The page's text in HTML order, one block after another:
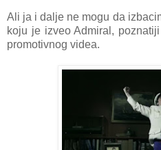
Ali ja i dalje ne mogu da
koju je izveo Admiral,
promotivnog videa.